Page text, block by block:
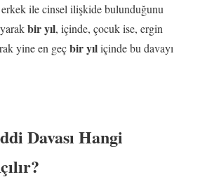
erkek ile cinsel ilişkide bulunduğunu
bir yıl, içinde, çocuk ise, ergin
yine en geçbir yıliçinde bu davayı
Davası Hangi